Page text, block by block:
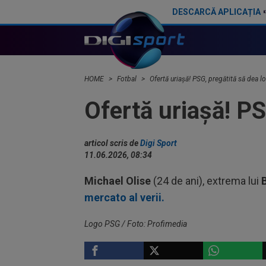
DESCARCĂ APLICAȚIA
HOME Fotbal Ofertă uriașă! PSG, pregătită să dea
Ofertă uriașă!
articol scris deDigi Sport
11.06.2026, 08:34
Michael Olise (24 de ani), extrema lui
mercato al verii.
Logo PSG / Foto: Profimedia